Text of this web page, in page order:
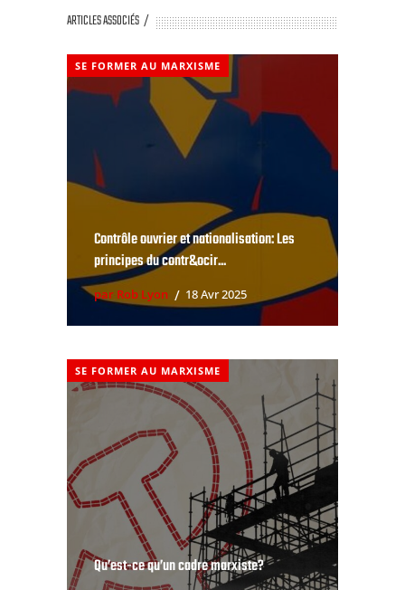
ARTICLES ASSOCIÉS
SE FORMER AU MARXISME
Contrôle ouvrier et nationalisation: Les
principes du contr&ocir...
par Rob Lyon 18 Avr 2025
SE FORMER AU MARXISME
Qu’est-ce qu’un cadre marxiste?